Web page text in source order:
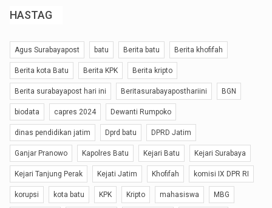
HASTAG
Agus Surabayapost batu Berita batu Berita khofifah
Berita kota Batu Berita KPK Berita kripto
Berita surabayapost hari ini Beritasurabayaposthariini BGN
biodata capres 2024 Dewanti Rumpoko
dinas pendidikan jatim Dprd batu DPRD Jatim
Ganjar Pranowo Kapolres Batu Kejari Batu Kejari Surabaya
Kejari Tanjung Perak Kejati Jatim Khofifah komisi IX DPR RI
korupsi kota batu KPK Kripto mahasiswa MBG